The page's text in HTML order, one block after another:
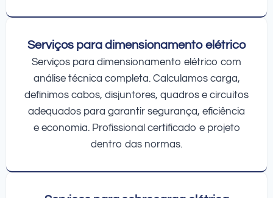
Serviços para dimensionamento elétrico
Serviços para dimensionamento elétrico com
análise técnica completa. Calculamos carga,
definimos cabos, disjuntores, quadros e circuitos
adequados para garantir segurança, eficiência
e economia. Profissional certificado e projeto
dentro das normas.